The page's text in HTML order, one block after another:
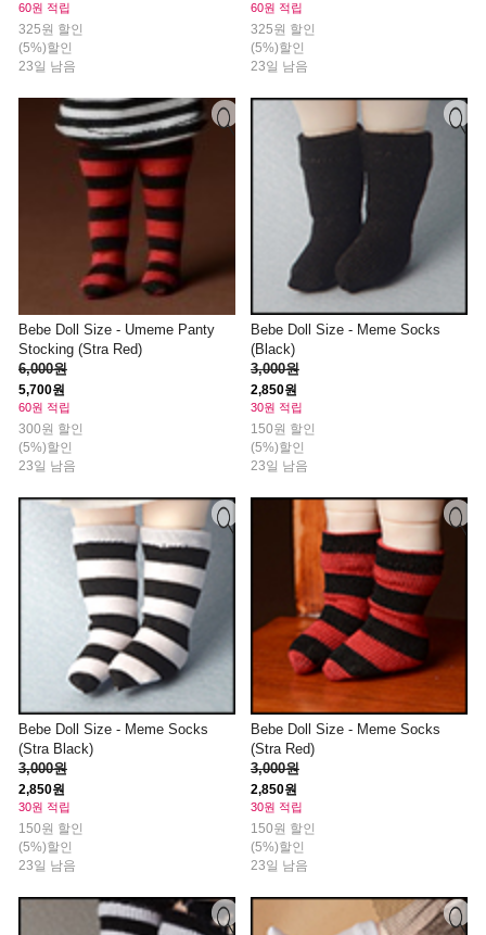
60원 적립
325원 할인
(5%)할인
23일 남음
60원 적립
325원 할인
(5%)할인
23일 남음
Bebe Doll Size - Umeme Panty
Stocking (Stra Red)
6,000원
5,700원
60원 적립
300원 할인
(5%)할인
23일 남음
Bebe Doll Size - Meme Socks
(Black)
3,000원
2,850원
30원 적립
150원 할인
(5%)할인
23일 남음
Bebe Doll Size - Meme Socks
(Stra Black)
3,000원
2,850원
30원 적립
150원 할인
(5%)할인
23일 남음
Bebe Doll Size - Meme Socks
(Stra Red)
3,000원
2,850원
30원 적립
150원 할인
(5%)할인
23일 남음